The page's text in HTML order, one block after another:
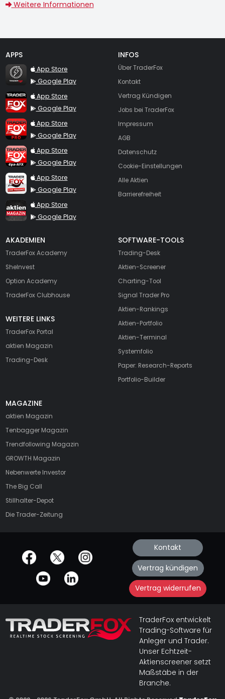
Weitere Informationen
APPS
TraderFox Flash
App Store
Google Play
TraderFox App
App Store
Google Play
TraderFox Pro
App Store
Google Play
TraderFox dpa-AFX ProFeed
App Store
Google Play
TraderFox Live Trading
App Store
Google Play
TraderFox aktien Magazin
App Store
Google Play
INFOS
Über TraderFox
Kontakt
Vertrag Kündigen
Jobs bei TraderFox
Impressum
AGB
Datenschutz
Cookie-Einstellungen
Alle Aktien
Barrierefreiheit
AKADEMIEN
TraderFox Academy
SheInvest
Option Academy
TraderFox Clubhouse
WEITERE LINKS
TraderFox Portal
aktien Magazin
Trading-Desk
SOFTWARE-TOOLS
Trading-Desk
Aktien-Screener
Charting-Tool
Signal Trader Pro
Aktien-Rankings
Aktien-Portfolio
Aktien-Terminal
Systemfolio
Paper: Research-Reports
Portfolio-Builder
MAGAZINE
aktien Magazin
Tenbagger Magazin
Trendfollowing Magazin
GROWTH Magazin
Nebenwerte Investor
The Big Call
Stillhalter-Depot
Die Trader-Zeitung
offizielle Social Media-Accounts Kontakt
Vertrag kündigen
Vertrag widerrufen
TraderFox entwickelt
Trading-Software für
Anleger und Trader.
Unser Echtzeit-
Aktienscreener setzt
Maßstäbe in der
Branche.